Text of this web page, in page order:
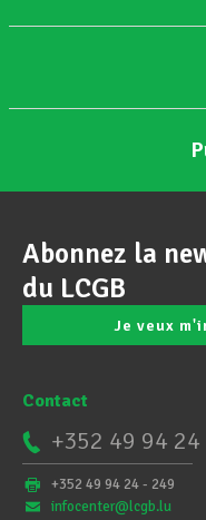
Abonnez la
du LCGB
Je veux
Contact
+352 49 94 24
+352 49 94 24 - 249
infocenter@lcgb.lu